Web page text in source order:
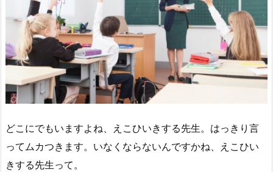
どこにでもいますよね、えこひいきする先生。はっきり言
ってムカつきます。いなくならないんですかね、えこひい
きする先生って。